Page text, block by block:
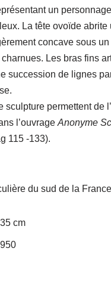
un
La tête ovoïde
concave sous
Les bras fins
succession de lignes
sculpture permettent de
l’ouvrage Anonyme
115 -133).
du sud de la
cm